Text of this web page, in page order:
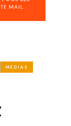
MAIL.
MÉDIAS